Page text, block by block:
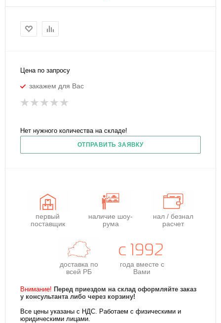
Цена по запросу
закажем для Вас
Нет нужного количества на складе!
ОТПРАВИТЬ ЗАЯВКУ
первый
поставщик
наличие шоу-
рума
нал / безнал
расчет
доставка по
всей РБ
года вместе с
Вами
Внимание! Перед приездом на склад оформляйте заказ
у консультанта либо через корзину!
Все цены указаны с НДС. Работаем с физическими и
юридическими лицами.